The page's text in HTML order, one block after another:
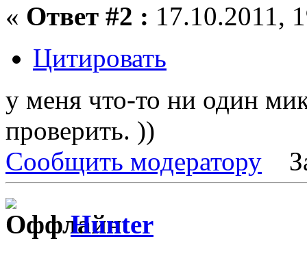
« Ответ #2 : 17.10.2011,
Цитировать
у меня что-то ни один
проверить. ))
Сообщить модератору
Hunter